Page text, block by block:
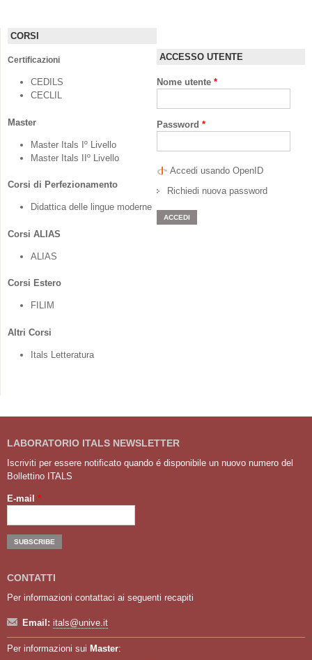
CORSI
Certificazioni
CEDILS
CECLIL
Master
Master Itals Iº Livello
Master Itals IIº Livello
Corsi di Perfezionamento
Didattica delle lingue moderne
Corsi ALIAS
ALIAS
Corsi Estero
FILIM
Altri Corsi
Itals Letteratura
ACCESSO UTENTE
Nome utente *
Password *
Accedi usando OpenID
Richiedi nuova password
LABORATORIO ITALS NEWSLETTER
Iscriviti per essere notificato quando é disponibile un nuovo numero del
Bollettino ITALS
E-mail *
CONTATTI
Per informazioni contattaci ai seguenti recapiti
Email: itals@unive.it
Per informazioni sui Master: